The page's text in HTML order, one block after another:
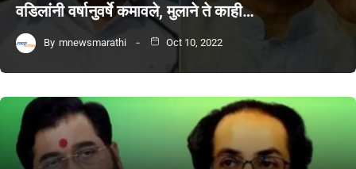
वडिलांनी वर्षानुवर्षे कमावले, मुलाने ते काही…
By mnewsmarathi Oct 10, 2022